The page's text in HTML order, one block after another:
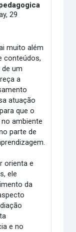
29
muito além
conteúdos,
um
a
atuação
que o
ambiente
parte de
orienta e
ele
da
e no